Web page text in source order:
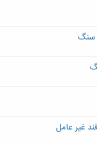
غیر عامل